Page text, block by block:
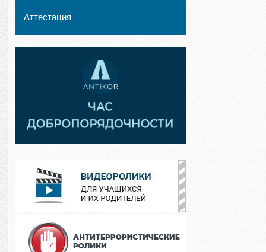
Аттестация